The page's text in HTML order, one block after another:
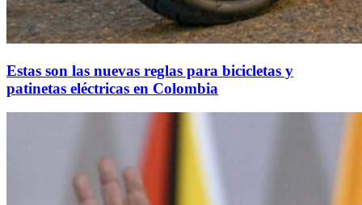
Estas son las nuevas reglas para bicicletas y
patinetas eléctricas en Colombia